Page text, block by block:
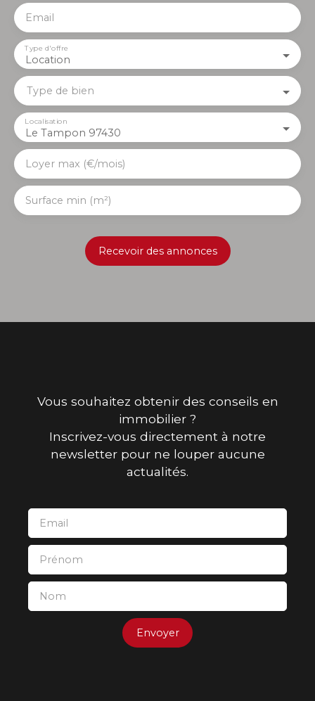
Email
Location
Type d'offre
Type de bien
Le Tampon 97430
Localisation
Loyer max (€/mois)
Surface min (m²)
Recevoir des annonces
Vous souhaitez obtenir des conseils en
immobilier ?
Inscrivez-vous directement à notre
newsletter pour ne louper aucune
actualités.
Email
Prénom
Nom
Envoyer